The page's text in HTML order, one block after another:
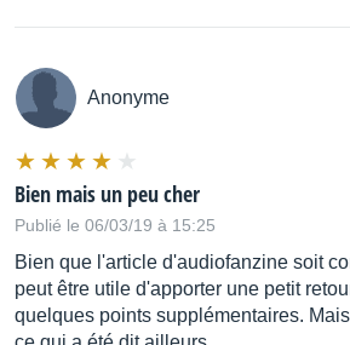
Anonyme
Bien mais un peu cher
Publié le 06/03/19 à 15:25
Bien que l'article d'audiofanzine soit
peut être utile d'apporter une petit
quelques points supplémentaires.